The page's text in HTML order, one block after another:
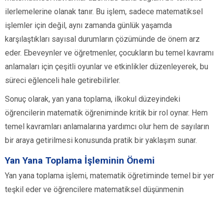
ilerlemelerine olanak tanır. Bu işlem, sadece matematiksel
işlemler için değil, aynı zamanda günlük yaşamda
karşılaştıkları sayısal durumların çözümünde de önem arz
eder. Ebeveynler ve öğretmenler, çocukların bu temel kavramı
anlamaları için çeşitli oyunlar ve etkinlikler düzenleyerek, bu
süreci eğlenceli hale getirebilirler.
Sonuç olarak, yan yana toplama, ilkokul düzeyindeki
öğrencilerin matematik öğreniminde kritik bir rol oynar. Hem
temel kavramları anlamalarına yardımcı olur hem de sayıların
bir araya getirilmesi konusunda pratik bir yaklaşım sunar.
Yan Yana Toplama İşleminin Önemi
Yan yana toplama işlemi, matematik öğretiminde temel bir yer
teşkil eder ve öğrencilere matematiksel düşünmenin